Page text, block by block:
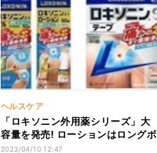
ヘルスケア
「ロキソニン外用薬シリーズ」大
容量を発売! ローションはロングボ
トル&大口径に
2023/04/10 12:47